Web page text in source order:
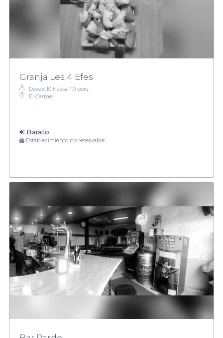
Granja Les 4 Efes
Desde 10 hasta 110 pers.
El Carmel
€ Barato
Establecimiento no reservable